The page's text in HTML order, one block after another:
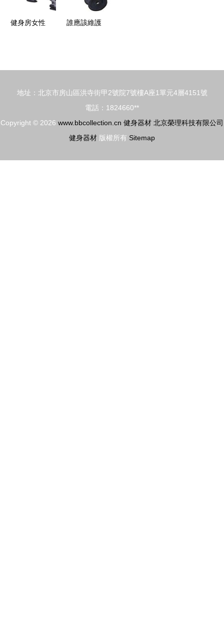
健身房女性
誰應該維護
地址：北京市房山區洪寺街甲2號院7號樓A座1單元4層4151號
電話：1824660**
Copyright © 2026 www.bbcollection.cn 健身器材 北京榮理科技有限公司
健身器材 版權所有 Sitemap